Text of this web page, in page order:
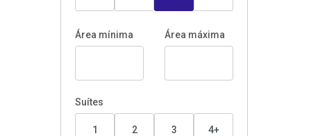
Área mínima Área máxima
Suítes
1 2 3 4+